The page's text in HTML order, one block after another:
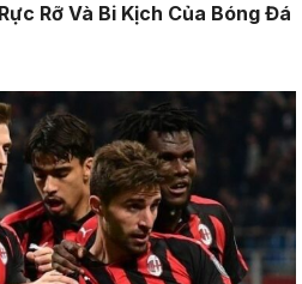
Rỡ Và Bi Kịch Của Bóng Đá